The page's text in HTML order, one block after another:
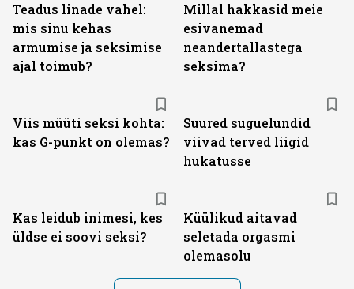
Teadus linade vahel:
mis sinu kehas
armumise ja seksimise
ajal toimub?
Millal hakkasid meie
esivanemad
neandertallastega
seksima?
Viis müüti seksi kohta:
kas G-punkt on olemas?
Suured suguelundid
viivad terved liigid
hukatusse
Kas leidub inimesi, kes
üldse ei soovi seksi?
Küülikud aitavad
seletada orgasmi
olemasolu